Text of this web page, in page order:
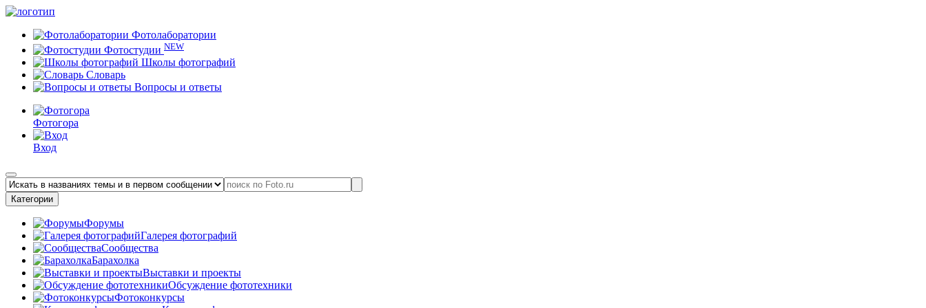
Фотолаборатории
Фотостудии NEW
Школы фотографий
Словарь
Вопросы и ответы
Фотогора
Вход
Категории
Форумы
Галерея фотографий
Сообщества
Барахолка
Выставки и проекты
Обсуждение фототехники
Фотоконкурсы